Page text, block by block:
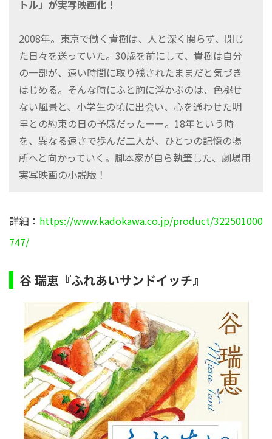
トル」が実写映画化！
2008年。東京で働く貴樹は、人と深く関らず、閉じ
た日々を送っていた。30歳を前にして、貴樹は自分
の一部が、遠い時間に取り残されたままだと気づき
はじめる。そんな時にふと胸に浮かぶのは、色褪せ
ない風景と、小学生の頃に出会い、心を通わせた明
里との約束の日の予感だったーー。18年という時
を、異なる速さで歩んだ二人が、ひとつの記憶の場
所へと向かっていく。脚本家が自ら執筆した、劇場用
実写映画の小説版！
詳細： https://www.kadokawa.co.jp/product/322501000
747/
谷 瑞恵『ふれあいサンドイッチ』